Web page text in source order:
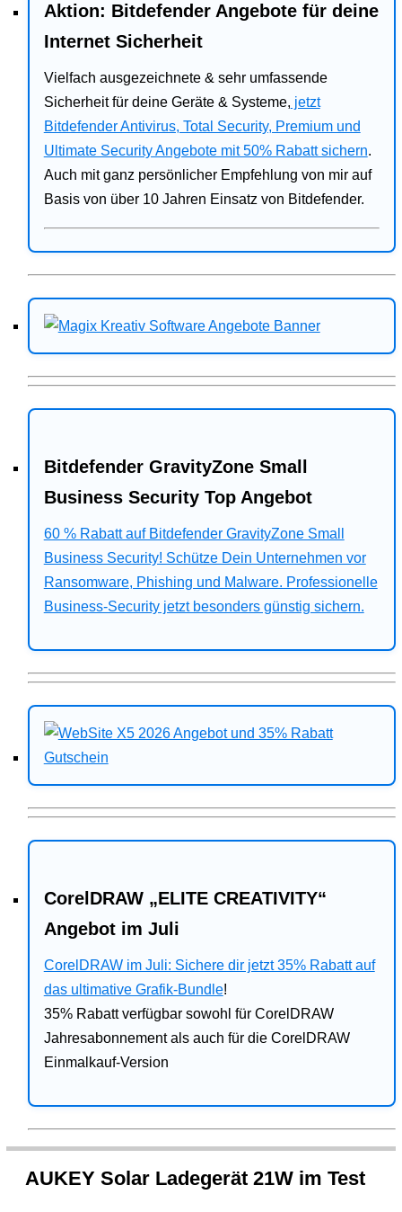
Aktion: Bitdefender Angebote für deine
Internet Sicherheit
Vielfach ausgezeichnete & sehr umfassende
Sicherheit für deine Geräte & Systeme, jetzt
Bitdefender Antivirus, Total Security, Premium und
Ultimate Security Angebote mit 50% Rabatt sichern.
Auch mit ganz persönlicher Empfehlung von mir auf
Basis von über 10 Jahren Einsatz von Bitdefender.
Bitdefender GravityZone Small
Business Security Top Angebot
60 % Rabatt auf Bitdefender GravityZone Small
Business Security! Schütze Dein Unternehmen vor
Ransomware, Phishing und Malware. Professionelle
Business-Security jetzt besonders günstig sichern.
CorelDRAW „ELITE CREATIVITY“
Angebot im Juli
CorelDRAW im Juli: Sichere dir jetzt 35% Rabatt auf
das ultimative Grafik-Bundle!
35% Rabatt verfügbar sowohl für CorelDRAW
Jahresabonnement als auch für die CorelDRAW
Einmalkauf-Version
AUKEY Solar Ladegerät 21W im Test